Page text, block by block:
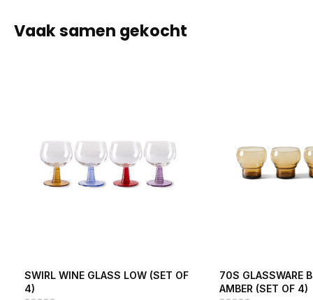
Vaak samen gekocht
SWIRL WINE GLASS LOW (SET OF
4)
70S GLASSWARE
AMBER (SET OF 4)